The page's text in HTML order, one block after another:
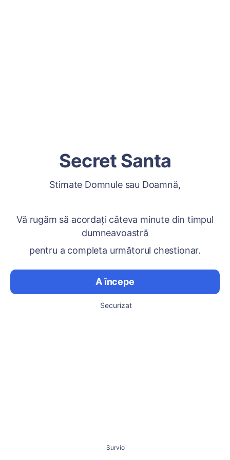
Secret Santa
Stimate Domnule sau Doamnă,
Vă rugăm să acordați câteva minute din timpul
dumneavoastră
pentru a completa următorul chestionar.
A începe
Securizat
Survio